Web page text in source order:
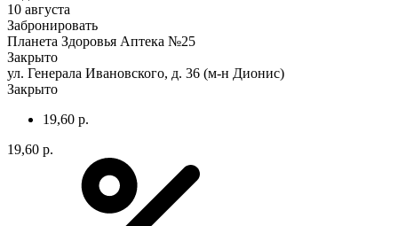
10 августа
Забронировать
Планета Здоровья Аптека №25
Закрыто
ул. Генерала Ивановского, д. 36 (м-н Дионис)
Закрыто
19,60 р.
19,60 р.